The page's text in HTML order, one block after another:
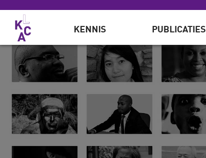
Overslaan en naar de inhoud gaan
KENNIS PUBLICATIES